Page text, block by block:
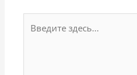
здесь...